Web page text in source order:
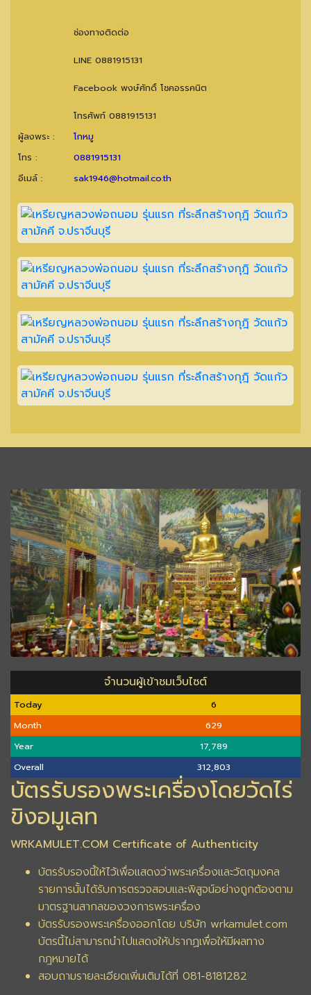
ช่องทางติดต่อ
LINE 0881915131
Facebook พงษ์ศักดิ์ โชคอรรคนิต
โทรศัพท์ 0881915131
ผู้ลงพระ :
โกหมู
โทร :
0881915131
อีเมล์ :
sak1946@hotmail.co.th
จำนวนผู้เข้าชมเว็บไซต์
Today
6
Month
629
Year
17,789
Overall
312,803
บัตรรับรองพระเครื่องโดยวัดไร่
ขิงอมูเลท
WRKAMULET.COM Certificate of Authenticity
บัตรรับรองนี้ให้ไว้เพื่อแสดงว่าพระเครื่องและวัตถุมงคล
รายการนั้นได้รับการตรวจสอบและพิสูจน์อย่างถูกต้องตาม
มาตรฐานสากลของวงการพระเครื่อง
บัตรรับรองพระเครื่องออกโดย บริษัท wrkamulet.com
บัตรนี้ไม่สามารถนำไปแสดงให้ปรากฏเพื่อให้มีผลทาง
กฎหมายได้
สอบถามรายละเอียดเพิ่มเติมได้ที่ 081-8181282